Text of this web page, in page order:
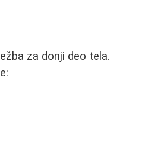
za donji deo tela.